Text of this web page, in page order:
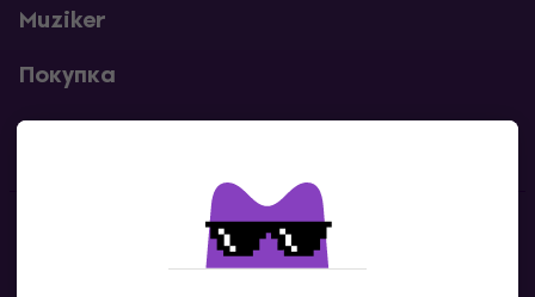
Muziker
Покупка
Полезни линкове
Контакти